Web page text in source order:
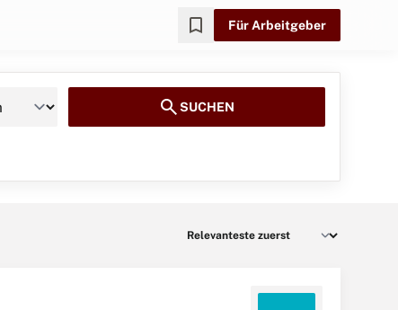
bookmark Für Arbeitgeber
searchSUCHEN